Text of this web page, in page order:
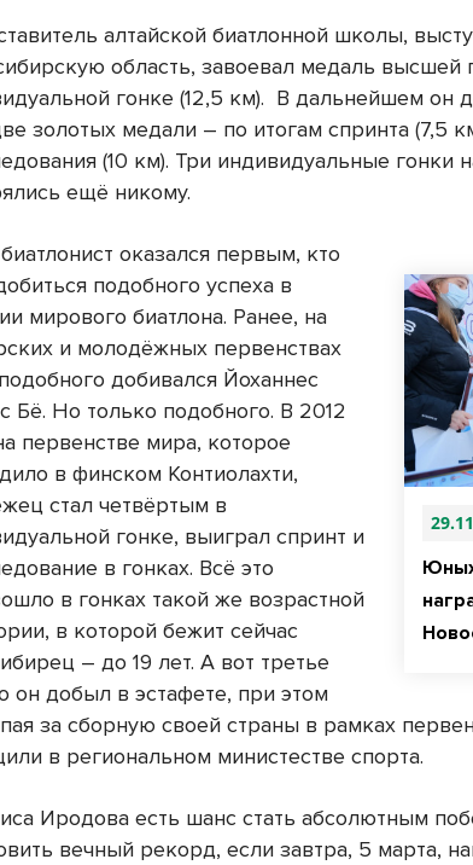
алтайской биатлонной школы,
область, завоевал медаль высшей
гонке (12,5 км). В дальнейшем он
золотых медали – по итогам спринта (7,5
(10 км). Три индивидуальные гонки
ещё никому.
оказался первым, кто
подобного успеха в
мирового биатлона. Ранее, на
и молодёжных первенствах
добивался Йоханнес
Бё. Но только подобного. В 2012
первенстве мира, которое
в финском Контиолахти,
стал четвёртым в
гонке, выиграл спринт и
в гонках. Всё это
в гонках такой же возрастной
в которой бежит сейчас
– до 19 лет. А вот третье
он добыл в эстафете, при этом
за сборную своей страны в рамках
в региональном министестве спорта.
Иродова есть шанс стать абсолютным
вечный рекорд, если завтра, 5 марта,